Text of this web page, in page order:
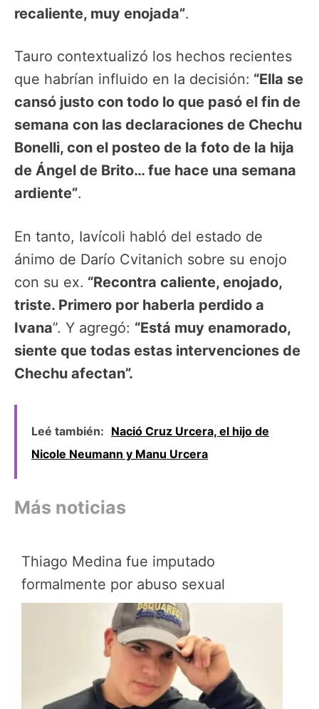
recaliente, muy enojada”.
Tauro contextualizó los hechos recientes
que habrían influido en la decisión: “Ella se
cansó justo con todo lo que pasó el fin de
semana con las declaraciones de Chechu
Bonelli, con el posteo de la foto de la hija
de Ángel de Brito… fue hace una semana
ardiente”.
En tanto, Iavícoli habló del estado de
ánimo de Darío Cvitanich sobre su enojo
con su ex. “Recontra caliente, enojado,
triste. Primero por haberla perdido a
Ivana”. Y agregó: “Está muy enamorado,
siente que todas estas intervenciones de
Chechu afectan”.
Leé también: Nació Cruz Urcera, el hijo de
Nicole Neumann y Manu Urcera
Más noticias
Thiago Medina fue imputado
formalmente por abuso sexual